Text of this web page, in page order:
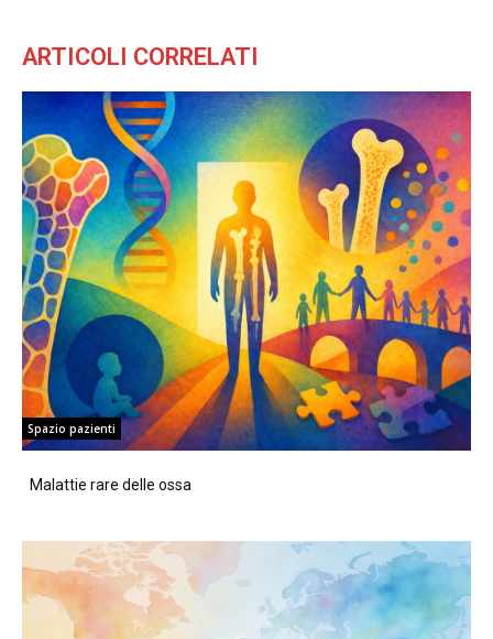
ARTICOLI CORRELATI
Spazio pazienti
Malattie rare delle ossa